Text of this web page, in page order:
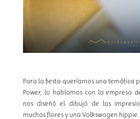
Para la fiesta queríamos una temática
Power, lo hablamos con la empresa
nos diseñó el dibujó de las
muchas flores y una Volkswagen hippie.